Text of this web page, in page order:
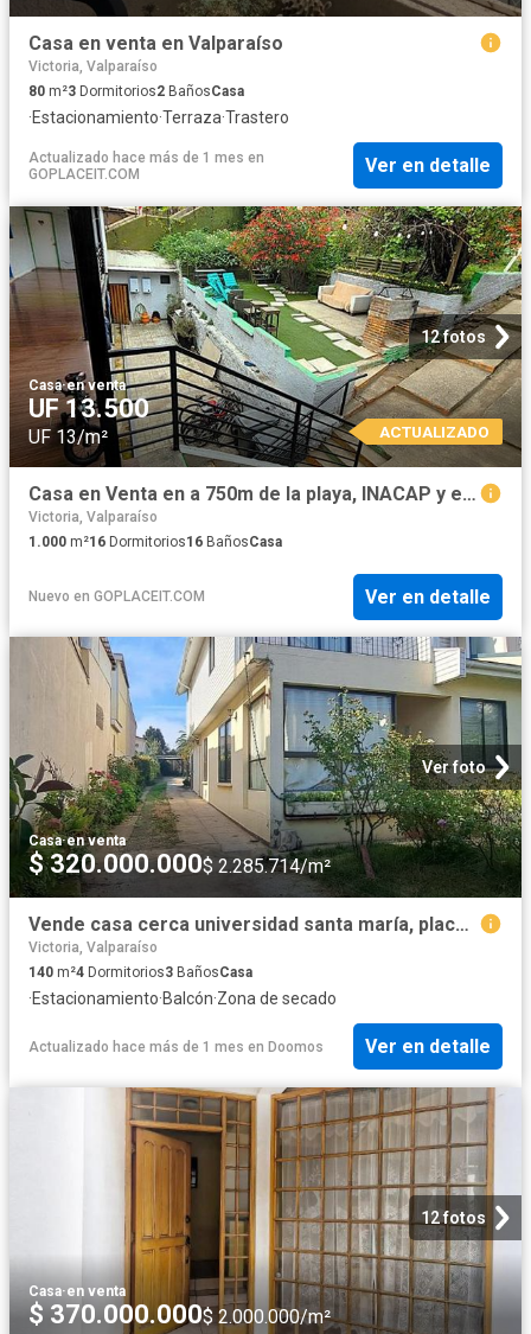
Casa en venta en Valparaíso
Victoria, Valparaíso
80 m²3 Dormitorios2 BañosCasa
·Estacionamiento·Terraza·Trastero
Actualizado hace más de 1 mes en
GOPLACEIT.COM
Ver en detalle
12 fotos
Casa·en venta
UF 13.500
UF 13/m² ACTUALIZADO
Casa en Venta en a 750m de la playa, INACAP y estación Portales
Victoria, Valparaíso
1.000 m²16 Dormitorios16 BañosCasa
Nuevo en GOPLACEIT.COM Ver en detalle
Ver foto
Casa·en venta
$ 320.000.000$ 2.285.714/m²
Vende casa cerca universidad santa maría, placeres
Victoria, Valparaíso
140 m²4 Dormitorios3 BañosCasa
·Estacionamiento·Balcón·Zona de secado
Actualizado hace más de 1 mes en Doomos Ver en detalle
12 fotos
Casa·en venta
$ 370.000.000$ 2.000.000/m²